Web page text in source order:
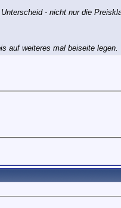
- nicht nur die
auf weiteres mal beiseite legen.